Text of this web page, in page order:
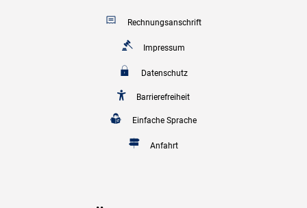
Rechnungsanschrift
Impressum
Datenschutz
Barrierefreiheit
Einfache Sprache
Anfahrt